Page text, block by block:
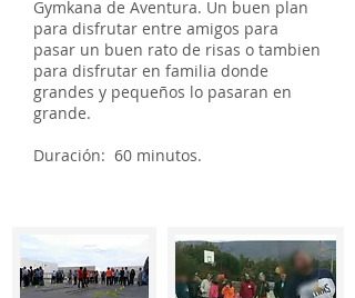
Gymkana de Aventura. Un buen plan
para disfrutar entre amigos para
pasar un buen rato de risas o tambien
para disfrutar en familia donde
grandes y pequeños lo pasaran en
grande.
Duración: 60 minutos.